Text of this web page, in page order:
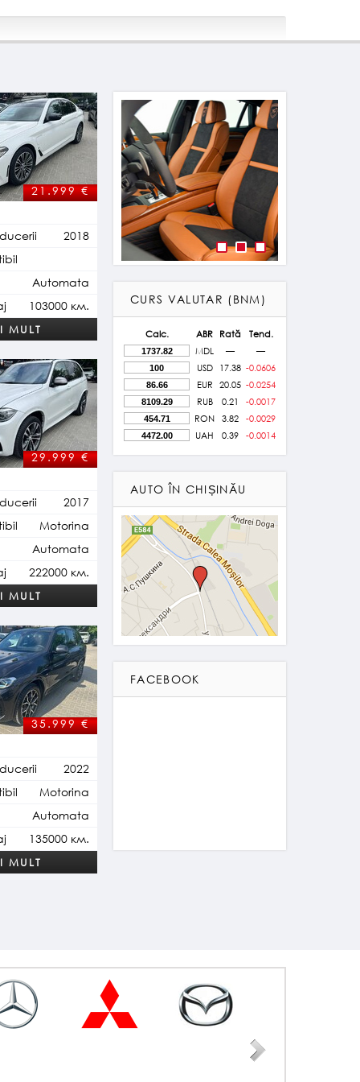
21.999 €
2018
Plug-in Hybrid
Automata
103000 км.
MULT
29.999 €
2017
Motorina
Automata
222000 км.
MULT
35.999 €
2022
Motorina
Automata
135000 км.
MULT
CURS VALUTAR (BNM)
Calc. ABR Rată
Tend.
MDL
—
—
USD
17.38 -0.0606
EUR
20.05 -0.0254
RUB
0.21
-0.0017
RON
3.82
-0.0029
UAH
0.39 -0.0014
AUTO ÎN CHIȘINĂU
FACEBOOK